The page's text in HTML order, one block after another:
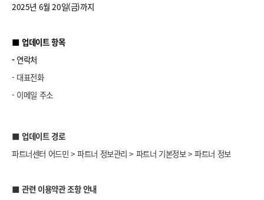
2025년 6월 20일(금)까지
■업데이트 항목
- 연락처
- 대표전화
- 이메일 주소
■업데이트 경로
파트너센터 어드민 > 파트너 정보관리 > 파트너 기본정보 > 파트너 정보
■관련 이용약관 조항 안내